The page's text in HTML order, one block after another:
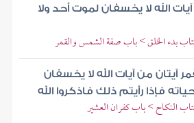
الله لا يخسفان لموت أحد ولا
بدء الخلق > باب صفة الشمس والقمر
آيتان من آيات الله لا يخسفان
فإذا رأيتم ذلك فاذكروا الله
النكاح > باب كفران العشير